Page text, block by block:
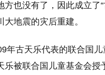
方也没有了，因此成立了
大地震的灾后重建。
年古天乐代表的联合国
乐被联合国儿童基金会授